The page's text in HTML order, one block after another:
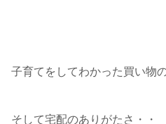
子育てをしてわかった買い物
そして宅配のありがたさ・・